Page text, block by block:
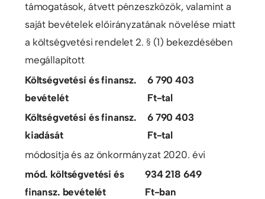
támogatások, átvett pénzeszközök, valamint a
saját bevételek előirányzatának növelése miatt
a költségvetési rendelet 2. § (1) bekezdésében
megállapított
Költségvetési és finansz.
bevételét
6 790 403
Ft-tal
Költségvetési és finansz.
kiadását
6 790 403
Ft-tal
módosítja és az önkormányzat 2020. évi
mód. költségvetési és
finansz. bevételét
934 218 649
Ft-ban